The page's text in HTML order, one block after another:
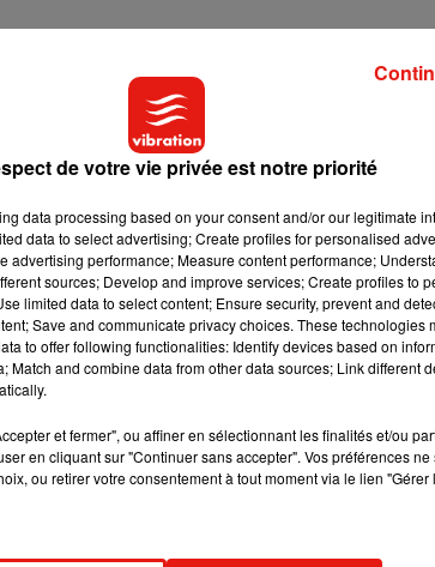
dame : « C’est tellement mignon.
Tu viens
mon cœur…
« C’est tellement génial que ta
mère qui partage un moment rempli
de votre vie privée est notre priorité
data processing based on your consent and/or our legitimate
data to select advertising; Create profiles for personalised
advertising performance; Measure content performance;
sources; Develop and improve services; Create profiles to
limited data to select content; Ensure security, prevent and
Save and communicate privacy choices. These technologies
to offer following functionalities: Identify devices based on
Match and combine data from other data sources; Link different
et fermer", ou affiner en sélectionnant les finalités et/ou
en cliquant sur "Continuer sans accepter". Vos préférences
ou retirer votre consentement à tout moment via le lien